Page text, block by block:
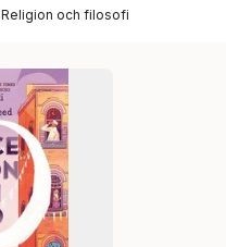
Religion och filosofi